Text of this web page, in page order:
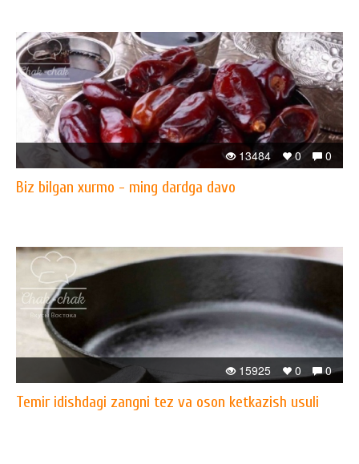
0
0
13484
Biz bilgan xurmo - ming dardga davo
0
0
15925
Temir idishdagi zangni tez va oson ketkazish usuli